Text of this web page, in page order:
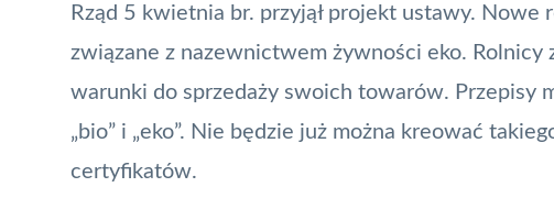
Rząd 5 kwietnia br. przyjął projekt ustawy. Nowe
związane z nazewnictwem żywności eko.
warunki do sprzedaży swoich towarów. Przepisy
„bio” i „eko”. Nie będzie już można kreować
certyfikatów.